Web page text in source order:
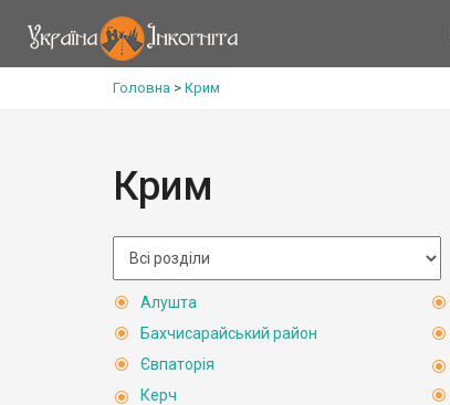
Головна > Крим
Крим
Алушта
Бахчисарайський район
Євпаторія
Керч